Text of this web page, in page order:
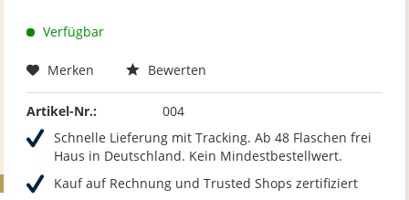
Verfügbar
Merken Bewerten
Artikel-Nr.:
004
Schnelle Lieferung mit Tracking. Ab 48 Flaschen frei
Haus in Deutschland. Kein Mindestbestellwert.
Kauf auf Rechnung und Trusted Shops zertifiziert